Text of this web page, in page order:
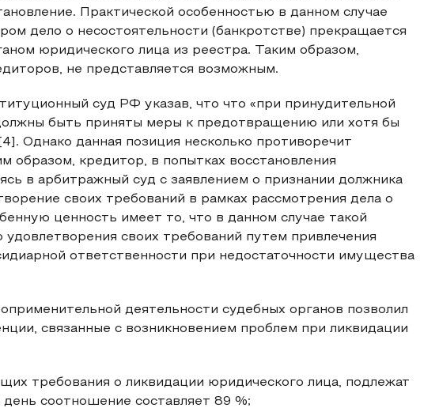
Практической особенностью в данном случае
дело о несостоятельности (банкротстве) прекращается
юридического лица из реестра. Таким образом,
не представляется возможным.
суд РФ указав, что что «при принудительной
быть приняты меры к предотвращению или хотя бы
Однако данная позиция несколько противоречит
образом, кредитор, в попытках восстановления
в арбитражный суд с заявлением о признании должника
своих требований в рамках рассмотрения дела о
ценность имеет то, что в данном случае такой
своих требований путем привлечения
ответственности при недостаточности имущества
деятельности судебных органов позволил
связанные с возникновением проблем при ликвидации
требования о ликвидации юридического лица, подлежат
соотношение составляет 89 %;